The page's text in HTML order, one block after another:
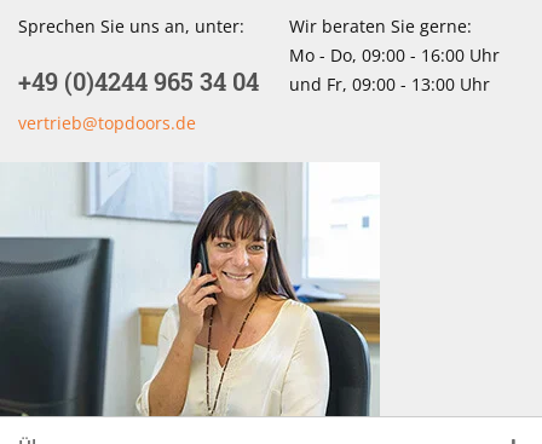
Sprechen Sie uns an, unter:
+49 (0)4244 965 34 04
vertrieb@topdoors.de
Wir beraten Sie gerne:
Mo - Do, 09:00 - 16:00 Uhr
und Fr, 09:00 - 13:00 Uhr